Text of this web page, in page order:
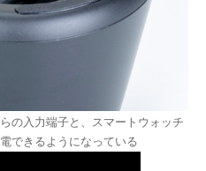
の入力端子と、スマートウォッチ
できるようになっている